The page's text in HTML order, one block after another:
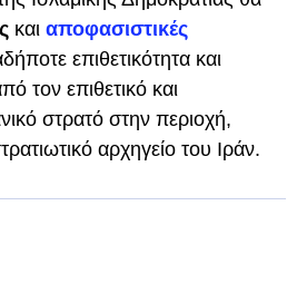
και αποφασιστικές
επιθετικότητα και
τον επιθετικό και
στρατό στην περιοχή,
αρχηγείο του Ιράν.